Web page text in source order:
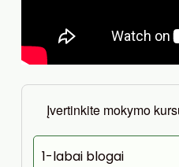
Įvertinkite mokymo
1-labai blogai